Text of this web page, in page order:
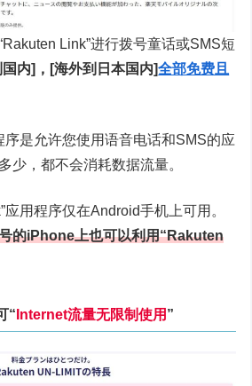
Link”进行拨号童话或SMS短
国内]，[海外到日本国内]全部免费且
序是允许您使用语音电话和SMS的应
少，都不会消耗数据流量。
应用程序仅在Android手机上可用。
的iPhone上也可以利用“Rakuten
“ Internet流量无限制使用 ”